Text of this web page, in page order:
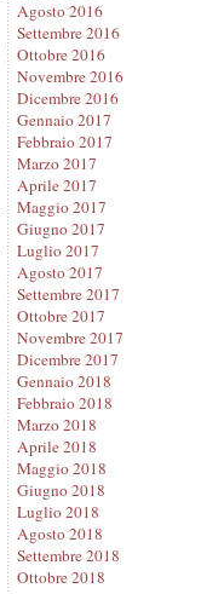
Agosto 2016
Settembre 2016
Ottobre 2016
Novembre 2016
Dicembre 2016
Gennaio 2017
Febbraio 2017
Marzo 2017
Aprile 2017
Maggio 2017
Giugno 2017
Luglio 2017
Agosto 2017
Settembre 2017
Ottobre 2017
Novembre 2017
Dicembre 2017
Gennaio 2018
Febbraio 2018
Marzo 2018
Aprile 2018
Maggio 2018
Giugno 2018
Luglio 2018
Agosto 2018
Settembre 2018
Ottobre 2018